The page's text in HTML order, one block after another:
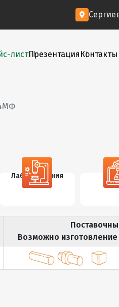
листПрезентация Контакты
Лаб. испытания
Возможно